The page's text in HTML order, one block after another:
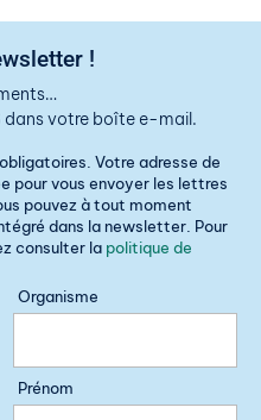
!
dans votre boîte e-mail.
Votre adresse de
pour vous envoyer les lettres
pouvez à tout moment
dans la newsletter. Pour
consulter la politique de
Organisme
Prénom